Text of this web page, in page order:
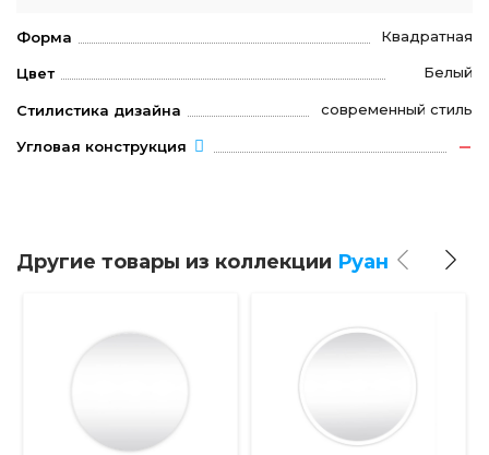
Форма Квадратная
Цвет Белый
Стилистика дизайна современный стиль
Угловая конструкция
Другие товары из коллекции Руан